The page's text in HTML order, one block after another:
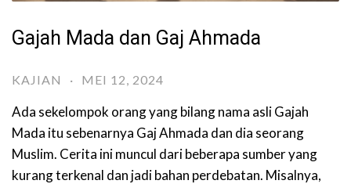
Gajah Mada dan Gaj Ahmada
KAJIAN · MEI 12, 2024
Ada sekelompok orang yang bilang nama asli Gajah
Mada itu sebenarnya Gaj Ahmada dan dia seorang
Muslim. Cerita ini muncul dari beberapa sumber yang
kurang terkenal dan jadi bahan perdebatan. Misalnya,